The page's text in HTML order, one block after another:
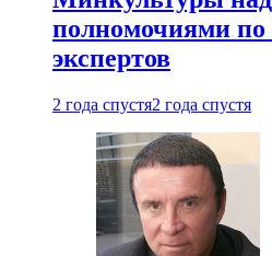
полномочиями по
экспертов
2 года спустя2 года спустя